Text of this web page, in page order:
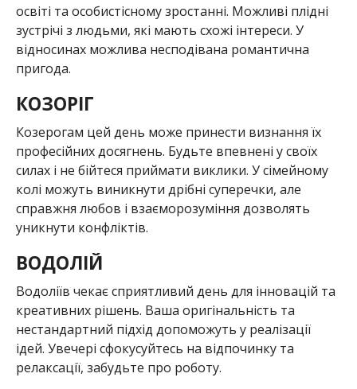
освіті та особистісному зростанні. Можливі плідні
зустрічі з людьми, які мають схожі інтереси. У
відносинах можлива несподівана романтична
пригода.
КОЗОРІГ
Козерогам цей день може принести визнання їх
професійних досягнень. Будьте впевнені у своїх
силах і не бійтеся приймати виклики. У сімейному
колі можуть виникнути дрібні суперечки, але
справжня любов і взаєморозуміння дозволять
уникнути конфліктів.
ВОДОЛІЙ
Водоліїв чекає сприятливий день для інновацій та
креативних рішень. Ваша оригінальність та
нестандартний підхід допоможуть у реалізації
ідей. Увечері сфокусуйтесь на відпочинку та
релаксації, забудьте про роботу.